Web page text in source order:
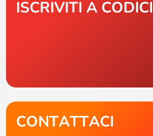
ISCRIVITI A CODICI
CONTATTACI